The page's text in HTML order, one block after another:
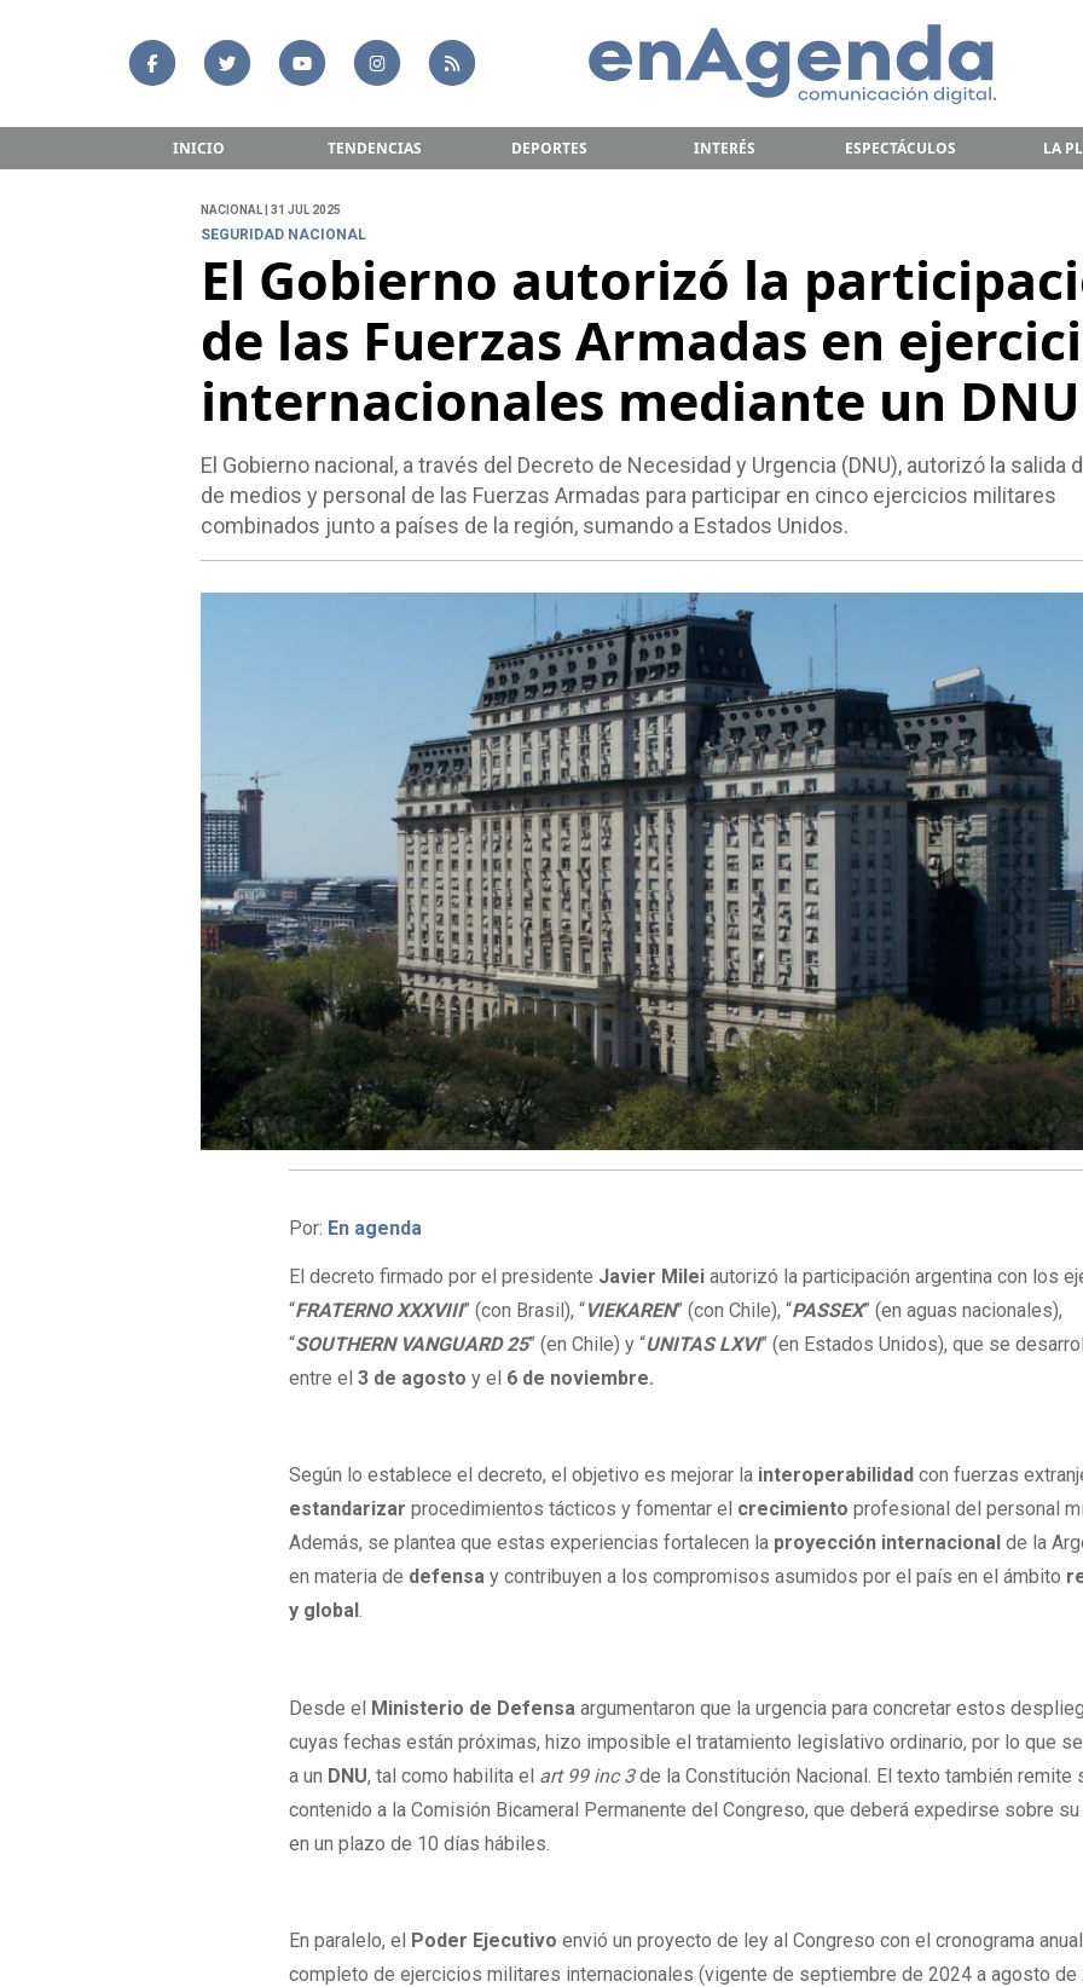
INICIO TENDENCIAS DEPORTES INTERÉS ESPECTÁCULOS LA
NACIONAL | 31 JUL 2025
SEGURIDAD NACIONAL
El Gobierno autorizó la
de las Fuerzas Armadas en
internacionales mediante un DNU
El Gobierno nacional, a través del Decreto de Necesidad y Urgencia (DNU), autorizó la salida
de medios y personal de las Fuerzas Armadas para participar en cinco ejercicios militares
combinados junto a países de la región, sumando a Estados Unidos.
Por: En agenda
El decreto firmado por el presidente Javier Milei autorizó la participación argentina con los
“FRATERNO XXXVIII” (con Brasil), “VIEKAREN” (con Chile), “PASSEX” (en aguas nacionales),
“SOUTHERN VANGUARD 25” (en Chile) y “UNITAS LXVI” (en Estados Unidos), que se
entre el3 de agosto y el 6 de noviembre.
Según lo establece el decreto, el objetivo es mejorar la interoperabilidad con fuerzas
estandarizar procedimientos tácticos y fomentar el crecimiento profesional del personal
Además, se plantea que estas experiencias fortalecen la proyección internacional de la
en materia de defensa y contribuyen a los compromisos asumidos por el país en el ámbito
y global.
Desde el Ministerio de Defensa argumentaron que la urgencia para concretar estos
cuyas fechas están próximas, hizo imposible el tratamiento legislativo ordinario, por lo que
a un DNU, tal como habilita el art 99 inc 3de la Constitución Nacional. El texto también remite
contenido a la Comisión Bicameral Permanente del Congreso, que deberá expedirse sobre
en un plazo de 10 días hábiles.
En paralelo, el Poder Ejecutivo envió un proyecto de ley al Congreso con el cronograma anual
completo de ejercicios militares internacionales (vigente de septiembre de 2024 a agosto de